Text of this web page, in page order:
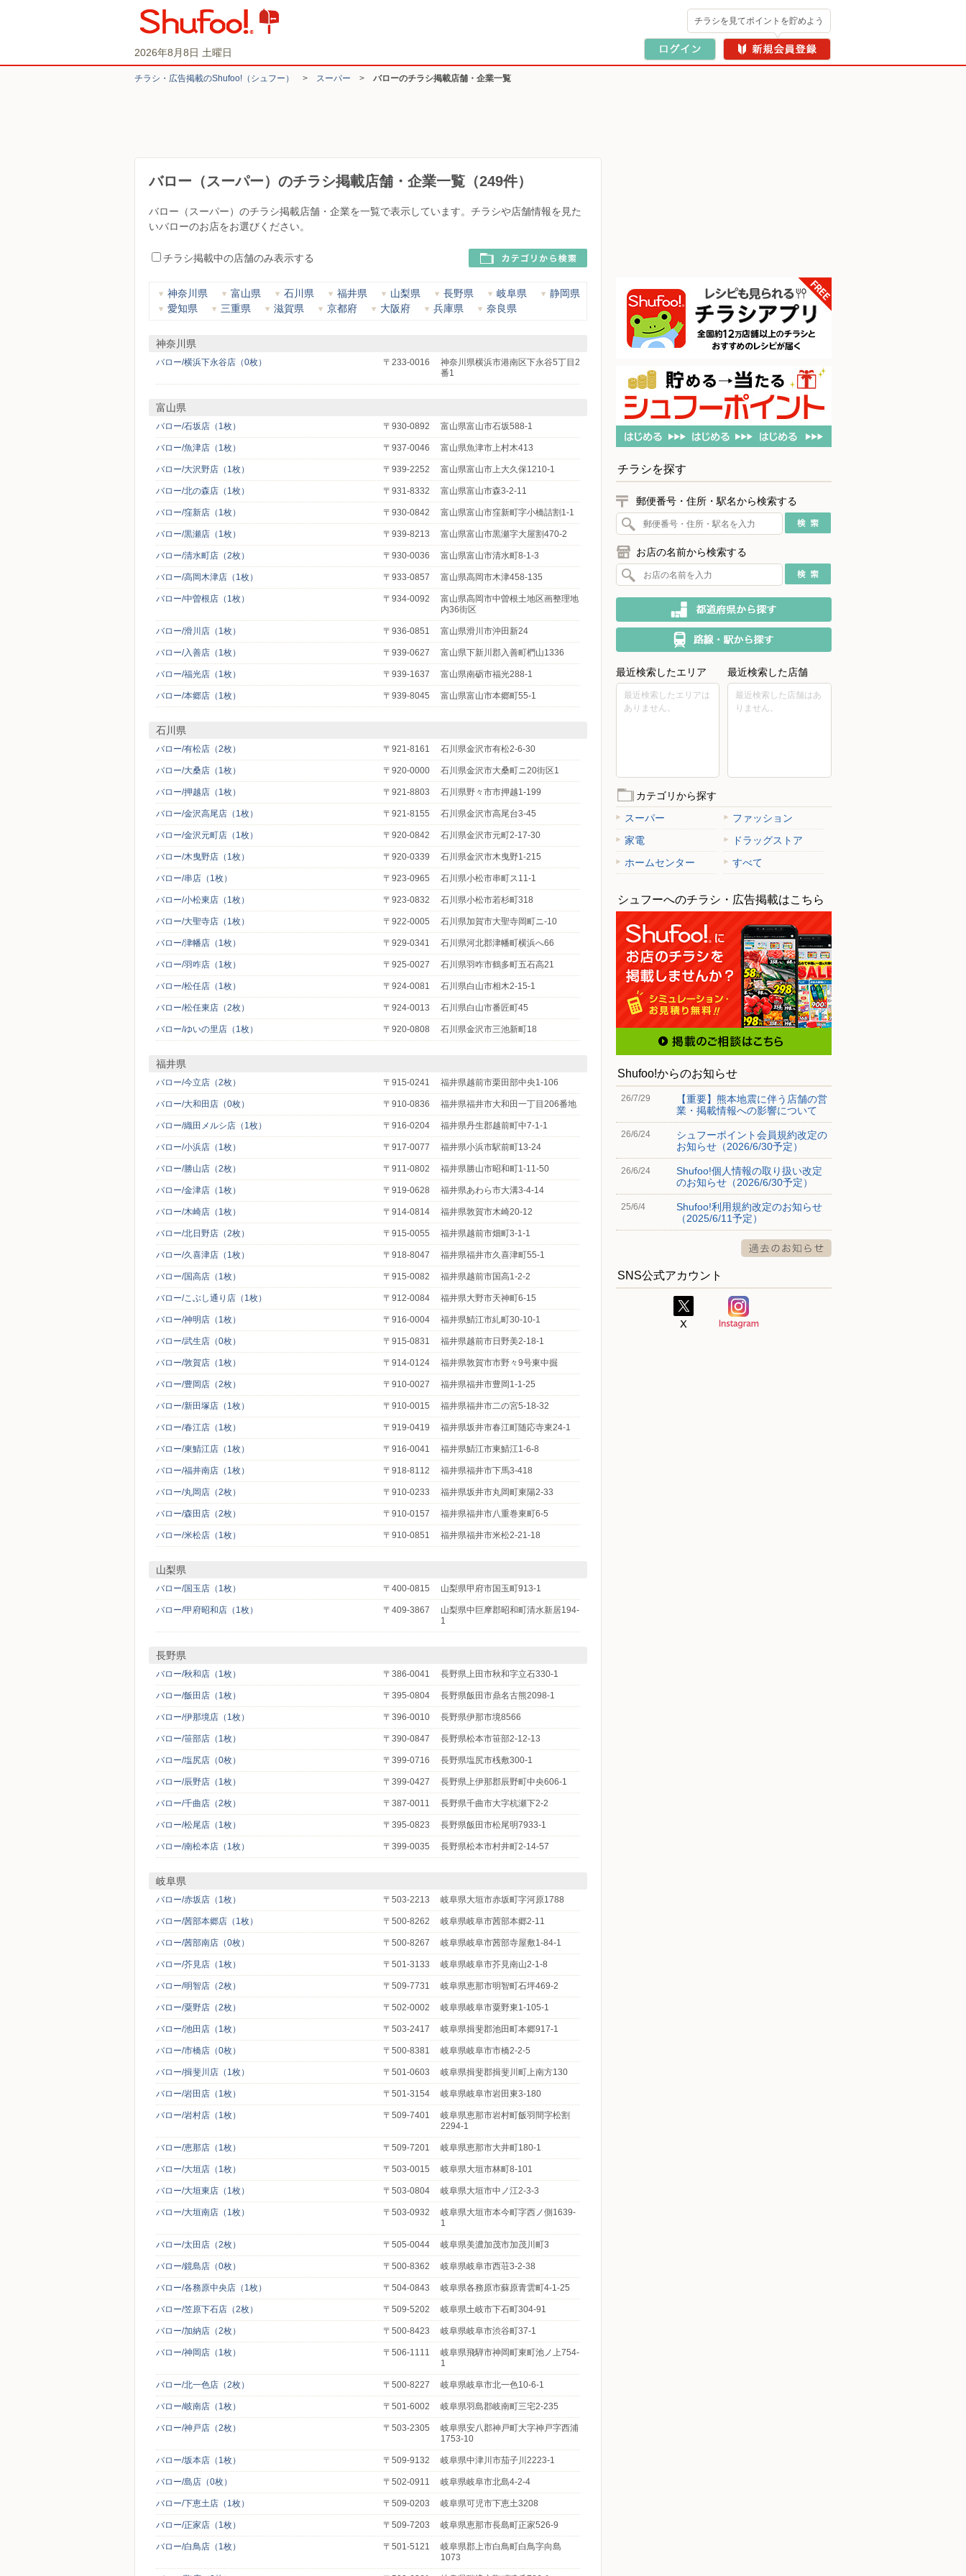
2026年8月8日 土曜日
チラシを見てポイントを貯めよう
チラシ・​広告掲載の​Shufoo!​（シュフー） > スーパー > バローのチラシ掲載店舗・企業一覧
バロー（スーパー）のチラシ掲載店舗・企業一覧（249件）
バロー（スーパー）のチラシ掲載店舗・企業を一覧で表示しています。チラシや店舗情報を見た
いバローのお店をお選びください。
チラシ掲載中の店舗のみ表示する
神奈川県 富山県 石川県 福井県 山梨県 長野県 岐阜県
静岡県
愛知県
三重県 滋賀県 京都府 大阪府 兵庫県 奈良県
神奈川県
バロー/横浜下永谷店（0枚） 〒233-0016
神奈川県横浜市港南区下永谷5丁目2
番1
富山県
バロー/石坂店（1枚） 〒930-0892 富山県富山市石坂588-1
バロー/魚津店（1枚） 〒937-0046 富山県魚津市上村木413
バロー/大沢野店（1枚） 〒939-2252 富山県富山市上大久保1210-1
バロー/北の森店（1枚） 〒931-8332 富山県富山市森3-2-11
バロー/窪新店（1枚） 〒930-0842 富山県富山市窪新町字小橋詰割1-1
バロー/黒瀬店（1枚） 〒939-8213 富山県富山市黒瀬字大屋割470-2
バロー/清水町店（2枚） 〒930-0036 富山県富山市清水町8-1-3
バロー/高岡木津店（1枚） 〒933-0857 富山県高岡市木津458-135
バロー/中曽根店（1枚） 〒934-0092
富山県高岡市中曽根土地区画整理地
内36街区
バロー/滑川店（1枚） 〒936-0851 富山県滑川市沖田新24
バロー/入善店（1枚） 〒939-0627 富山県下新川郡入善町椚山1336
バロー/福光店（1枚） 〒939-1637 富山県南砺市福光288-1
バロー/本郷店（1枚） 〒939-8045 富山県富山市本郷町55-1
石川県
バロー/有松店（2枚） 〒921-8161 石川県金沢市有松2-6-30
バロー/大桑店（1枚） 〒920-0000 石川県金沢市大桑町ニ20街区1
バロー/押越店（1枚） 〒921-8803 石川県野々市市押越1-199
バロー/金沢高尾店（1枚） 〒921-8155 石川県金沢市高尾台3-45
バロー/金沢元町店（1枚） 〒920-0842 石川県金沢市元町2-17-30
バロー/木曳野店（1枚） 〒920-0339 石川県金沢市木曳野1-215
バロー/串店（1枚） 〒923-0965 石川県小松市串町ス11-1
バロー/小松東店（1枚） 〒923-0832 石川県小松市若杉町318
バロー/大聖寺店（1枚） 〒922-0005 石川県加賀市大聖寺岡町ニ-10
バロー/津幡店（1枚） 〒929-0341 石川県河北郡津幡町横浜へ66
バロー/羽咋店（1枚） 〒925-0027 石川県羽咋市鶴多町五石高21
バロー/松任店（1枚） 〒924-0081 石川県白山市相木2-15-1
バロー/松任東店（2枚） 〒924-0013 石川県白山市番匠町45
バロー/ゆいの里店（1枚） 〒920-0808 石川県金沢市三池新町18
福井県
バロー/今立店（2枚） 〒915-0241 福井県越前市栗田部中央1-106
バロー/大和田店（0枚） 〒910-0836 福井県福井市大和田一丁目206番地
バロー/織田メルシ店（1枚） 〒916-0204 福井県丹生郡越前町中7-1-1
バロー/小浜店（1枚） 〒917-0077 福井県小浜市駅前町13-24
バロー/勝山店（2枚） 〒911-0802 福井県勝山市昭和町1-11-50
バロー/金津店（1枚） 〒919-0628 福井県あわら市大溝3-4-14
バロー/木崎店（1枚） 〒914-0814 福井県敦賀市木崎20-12
バロー/北日野店（2枚） 〒915-0055 福井県越前市畑町3-1-1
バロー/久喜津店（1枚） 〒918-8047 福井県福井市久喜津町55-1
バロー/国高店（1枚） 〒915-0082 福井県越前市国高1-2-2
バロー/こぶし通り店（1枚） 〒912-0084 福井県大野市天神町6-15
バロー/神明店（1枚） 〒916-0004 福井県鯖江市糺町30-10-1
バロー/武生店（0枚） 〒915-0831 福井県越前市日野美2-18-1
バロー/敦賀店（1枚） 〒914-0124 福井県敦賀市市野々9号東中掘
バロー/豊岡店（2枚） 〒910-0027 福井県福井市豊岡1-1-25
バロー/新田塚店（1枚） 〒910-0015 福井県福井市二の宮5-18-32
バロー/春江店（1枚） 〒919-0419 福井県坂井市春江町随応寺東24-1
バロー/東鯖江店（1枚） 〒916-0041 福井県鯖江市東鯖江1-6-8
バロー/福井南店（1枚） 〒918-8112 福井県福井市下馬3-418
バロー/丸岡店（2枚） 〒910-0233 福井県坂井市丸岡町東陽2-33
バロー/森田店（2枚） 〒910-0157 福井県福井市八重巻東町6-5
バロー/米松店（1枚） 〒910-0851 福井県福井市米松2-21-18
山梨県
バロー/国玉店（1枚） 〒400-0815 山梨県甲府市国玉町913-1
バロー/甲府昭和店（1枚） 〒409-3867
山梨県中巨摩郡昭和町清水新居194-
1
長野県
バロー/秋和店（1枚） 〒386-0041 長野県上田市秋和字立石330-1
バロー/飯田店（1枚） 〒395-0804 長野県飯田市鼎名古熊2098-1
バロー/伊那境店（1枚） 〒396-0010 長野県伊那市境8566
バロー/笹部店（1枚） 〒390-0847 長野県松本市笹部2-12-13
バロー/塩尻店（0枚） 〒399-0716 長野県塩尻市桟敷300-1
バロー/辰野店（1枚） 〒399-0427 長野県上伊那郡辰野町中央606-1
バロー/千曲店（2枚） 〒387-0011 長野県千曲市大字杭瀬下2-2
バロー/松尾店（1枚） 〒395-0823 長野県飯田市松尾明7933-1
バロー/南松本店（1枚） 〒399-0035 長野県松本市村井町2-14-57
岐阜県
バロー/赤坂店（1枚） 〒503-2213 岐阜県大垣市赤坂町字河原1788
バロー/茜部本郷店（1枚） 〒500-8262 岐阜県岐阜市茜部本郷2-11
バロー/茜部南店（0枚） 〒500-8267 岐阜県岐阜市茜部寺屋敷1-84-1
バロー/芥見店（1枚） 〒501-3133 岐阜県岐阜市芥見南山2-1-8
バロー/明智店（2枚） 〒509-7731 岐阜県恵那市明智町石坪469-2
バロー/粟野店（2枚） 〒502-0002 岐阜県岐阜市粟野東1-105-1
バロー/池田店（1枚） 〒503-2417 岐阜県揖斐郡池田町本郷917-1
バロー/市橋店（0枚） 〒500-8381 岐阜県岐阜市市橋2-2-5
バロー/揖斐川店（1枚） 〒501-0603 岐阜県揖斐郡揖斐川町上南方130
バロー/岩田店（1枚） 〒501-3154 岐阜県岐阜市岩田東3-180
バロー/岩村店（1枚） 〒509-7401
岐阜県恵那市岩村町飯羽間字松割
2294-1
バロー/恵那店（1枚） 〒509-7201 岐阜県恵那市大井町180-1
バロー/大垣店（1枚） 〒503-0015 岐阜県大垣市林町8-101
バロー/大垣東店（1枚） 〒503-0804 岐阜県大垣市中ノ江2-3-3
バロー/大垣南店（1枚） 〒503-0932
岐阜県大垣市本今町字西ノ側1639-
1
バロー/太田店（2枚） 〒505-0044 岐阜県美濃加茂市加茂川町3
バロー/鏡島店（0枚） 〒500-8362 岐阜県岐阜市西荘3-2-38
バロー/各務原中央店（1枚） 〒504-0843 岐阜県各務原市蘇原青雲町4-1-25
バロー/笠原下石店（2枚） 〒509-5202 岐阜県土岐市下石町304-91
バロー/加納店（2枚） 〒500-8423 岐阜県岐阜市渋谷町37-1
バロー/神岡店（1枚） 〒506-1111
岐阜県飛騨市神岡町東町池ノ上754-
1
バロー/北一色店（2枚） 〒500-8227 岐阜県岐阜市北一色10-6-1
バロー/岐南店（1枚） 〒501-6002 岐阜県羽島郡岐南町三宅2-235
バロー/神戸店（2枚） 〒503-2305
岐阜県安八郡神戸町大字神戸字西浦
1753-10
バロー/坂本店（1枚） 〒509-9132 岐阜県中津川市茄子川2223-1
バロー/島店（0枚） 〒502-0911 岐阜県岐阜市北島4-2-4
バロー/下恵土店（1枚） 〒509-0203 岐阜県可児市下恵土3208
バロー/正家店（1枚） 〒509-7203 岐阜県恵那市長島町正家526-9
バロー/白鳥店（1枚） 〒501-5121
岐阜県郡上市白鳥町白鳥字向島
1073
チラシを探す
郵便番号・住所・駅名から検索する
お店の名前から検索する
最近検索したエリア
最近検索したエリアは
ありません。
最近検索した店舗
最近検索した店舗はあ
りません。
カテゴリから探す
スーパー
ファッション
家電
ドラッグストア
ホームセンター
すべて
シュフーへのチラシ・広告掲載はこちら
Shufoo!からのお知らせ
26/7/29
【重要】熊本地震に伴う店舗の営
業・掲載情報への影響について
26/6/24
シュフーポイント会員規約改定の
お知らせ（2026/6/30予定）
26/6/24
Shufoo!個人情報の取り扱い改定
のお知らせ（2026/6/30予定）
25/6/4
Shufoo!利用規約改定のお知らせ
（2025/6/11予定）
SNS公式アカウント